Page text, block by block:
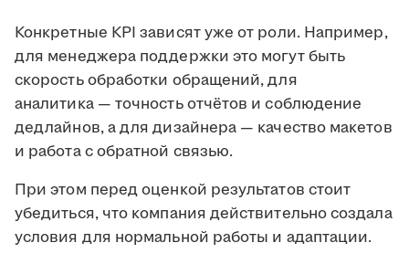
Конкретные KPI зависят уже от роли. Например,
для менеджера поддержки это могут быть
скорость обработки обращений, для
аналитика — точность отчётов и соблюдение
дедлайнов, а для дизайнера — качество макетов
и работа с обратной связью.
При этом перед оценкой результатов стоит
убедиться, что компания действительно создала
условия для нормальной работы и адаптации.